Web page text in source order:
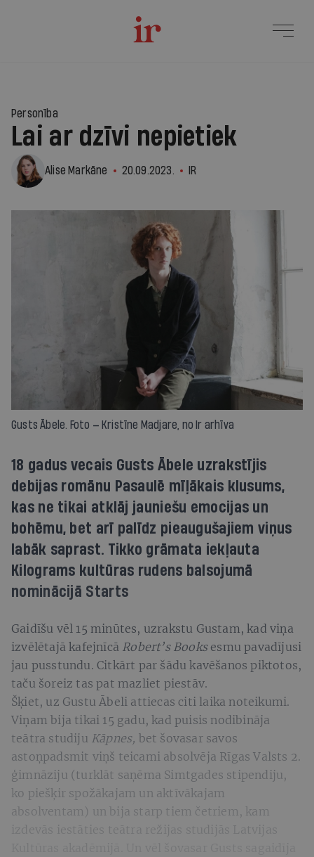
Personība
Lai ar dzīvi nepietiek
Alise Markāne 20.09.2023. IR
Gusts Ābele. Foto — Kristīne Madjare, no Ir arhīva
18 gadus vecais Gusts Ābele uzrakstījis
debijas romānu Pasaulē mīļākais klusums,
kas ne tikai atklāj jauniešu emocijas un
bohēmu, bet arī palīdz pieaugušajiem viņus
labāk saprast. Tikko grāmata iekļauta
Kilograms kultūras rudens balsojumā
nominācijā Starts
Gaidīšu vēl 15 minūtes, uzrakstu Gustam, kad viņa
izvēlētajā kafejnīcā Robert’s Booksesmu pavadījusi
jau pusstundu. Citkārt par šādu kavēšanos piktotos,
taču šoreiz tas pat mazliet piestāv.
Šķiet, uz Gustu Ābeli attiecas citi laika noteikumi.
Viņam bija tikai 15 gadu, kad puisis nodibināja
teātra studiju Kāpnes, bet šovasar savos
astoņpadsmit viņš teicami absolvēja Rīgas Valsts 2.
ģimnāziju (turklāt saņēma Simtgades stipendiju,
ko piešķir spožākajam un aktīvākajam
absolventam) un bija starp tiem četriem, kam
izdevās iestāties teātra režijas studijās Latvijas